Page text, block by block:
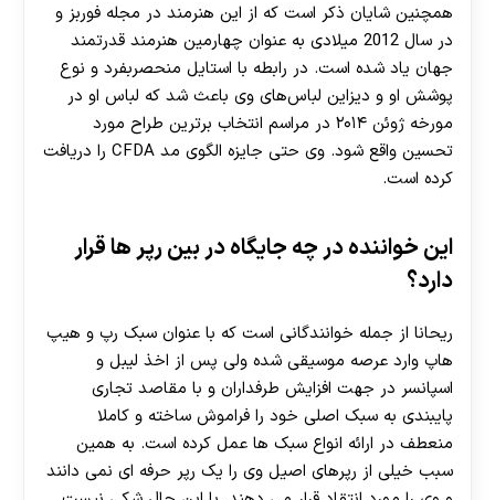
همچنین شایان ذکر است که از این هنرمند در مجله فوربز و
در سال 2012 میلادی به عنوان چهارمین هنرمند قدرتمند
جهان یاد شده است. در رابطه با استایل منحصربفرد و نوع
پوشش او و دیزاین لباس‌های وی باعث شد که لباس او در
مورخه ژوئن ۲۰۱۴ در مراسم انتخاب برترین طراح مورد
تحسین واقع شود. وی حتی جایزه الگوی مد CFDA را دریافت
کرده است.
این خواننده در چه جایگاه در بین رپر ها قرار
دارد؟
ریحانا از جمله خوانندگانی است که با عنوان سبک رپ و هیپ
هاپ وارد عرصه موسیقی شده ولی پس از اخذ لیبل و
اسپانسر در جهت افزایش طرفداران و با مقاصد تجاری
پایبندی به سبک اصلی خود را فراموش ساخته و کاملا
منعطف در ارائه انواع سبک ها عمل کرده است. به همین
سبب خیلی از رپرهای اصیل وی را یک رپر حرفه ای نمی دانند